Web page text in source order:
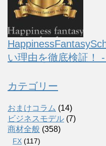
い理由を徹底検証！
カテゴリー
おまけコラム (14)
ビジネスモデル (7)
商材全般 (358)
FX (117)